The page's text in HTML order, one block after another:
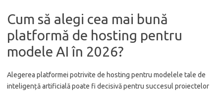
Cum să alegi cea mai bună
platformă de hosting pentru
modele AI în 2026?
Alegerea platformei potrivite de hosting pentru modelele tale de
inteligență artificială poate fi decisivă pentru succesul proiectelor